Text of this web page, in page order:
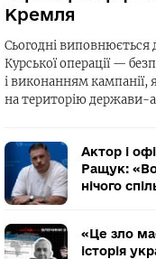
Кремля
Сьогодні виповнюється
Курської операції —
і виконанням кампанії,
на територію держави-
Актор і
Ращук:
нічого
«Це зло
історія